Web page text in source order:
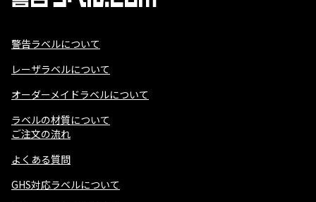
警告ラベルについて
レーザラベルについて
オーダーメイドラベルについて
ラベルの材質について
ご注文の流れ
よくある質問
GHS対応ラベルについて